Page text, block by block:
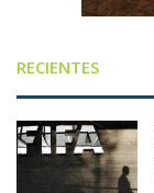
RECIENTES